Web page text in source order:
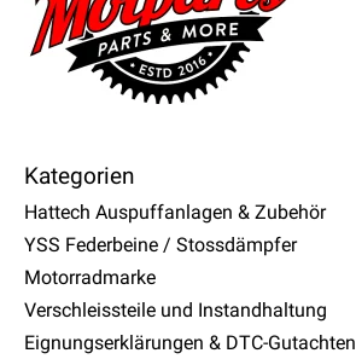
Kategorien
Hattech Auspuffanlagen & Zubehör
YSS Federbeine / Stossdämpfer
Motorradmarke
Verschleissteile und Instandhaltung
Eignungserklärungen & DTC-Gutachten